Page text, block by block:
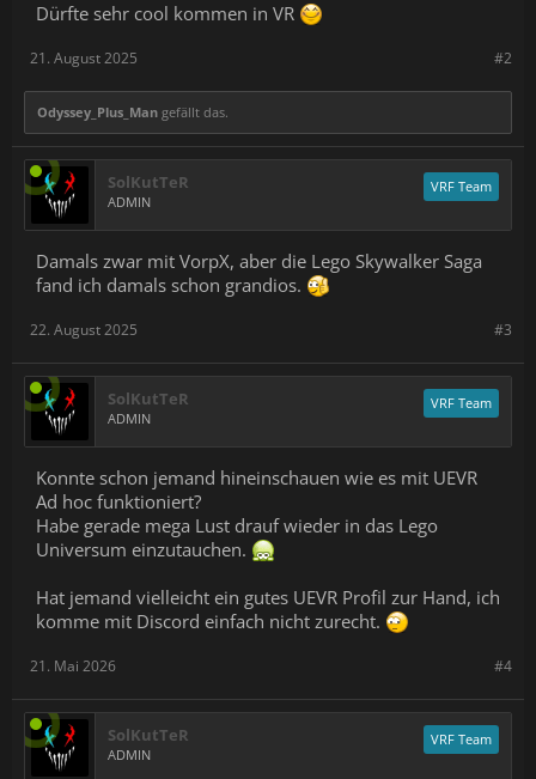
Dürfte sehr cool kommen in VR
#2
21. August 2025
Odyssey_Plus_Man gefällt das.
SolKutTeR
ADMIN
VRF Team
Damals zwar mit VorpX, aber die Lego Skywalker Saga
fand ich damals schon grandios.
#3
22. August 2025
SolKutTeR
ADMIN
VRF Team
Konnte schon jemand hineinschauen wie es mit UEVR
Ad hoc funktioniert?
Habe gerade mega Lust drauf wieder in das Lego
Universum einzutauchen.
Hat jemand vielleicht ein gutes UEVR Profil zur Hand, ich
komme mit Discord einfach nicht zurecht.
#4
21. Mai 2026
SolKutTeR
ADMIN
VRF Team